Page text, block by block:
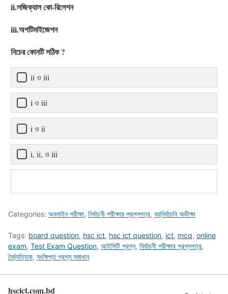
ii.লজিক্যাল কো-রিলেশন
iii.অপটিমাইজেশন
নিচের কোনটি সঠিক ?
ii ও iii
i ও iii
i ও ii
i, ii, ও iii
Categories: অনলাইন পরীক্ষা, নির্বাচনী পরীক্ষার প্রশ্নপত্র, বহুনির্বাচনি অভীক্ষা
Tags: board question, hsc ict, hsc ict question, ict, mcq, online
exam, Test Exam Question, আইসিটি প্রশ্ন, নির্বাচনী পরীক্ষার প্রশ্নপত্র,
নৈর্ব্যত্তিক, সংক্ষিপ্ত প্রশ্ন সমাধান
hscict.com.bd